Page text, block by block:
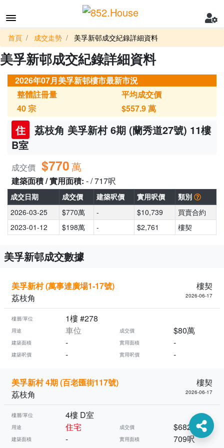
首頁 成交走勢 美孚新邨成交紀錄詳細資料
美孚新邨成交紀錄詳細資料
2026年07月美孚新邨樓市最新市況
整體註冊量
40宗
平均成交價
$557.9萬
住
荔枝角 美孚新村 6期 (蘭秀道27號) 11樓
B室
成交價 $770萬
建築面積 / 實用面積: - / 717呎
成交日期 成交價 建築呎價 實用呎價
類別
2026-03-25
$770萬 - $10,739
買賣合約
2023-01-12
$198萬 - $2,761 樓契
美孚新邨成交數據
美孚新村 (萬事達廣場1-17號)
樓契
荔枝角
2026-06-17
樓層/單位 1樓 #278
用途 車位 成交價 $80萬
建築面積 - 實用面積 -
建築呎價 - 實用呎價 -
美孚新村 4期 (百老匯街117號)
樓契
荔枝角
2026-06-17
樓層/單位 4樓 D室
用途 住宅 成交價 $682萬
建築面積 - 實用面積 709呎